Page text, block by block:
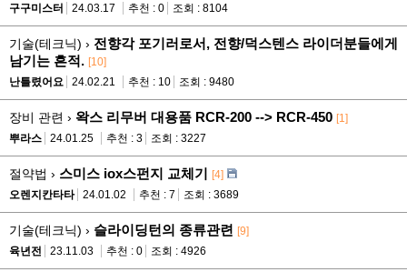
구구미스터
24.03.17 추천 : 0 조회 : 8104
기술(테크닉) › 전향각 포기러로서, 전향/덕스텐스 라이더분들에게
남기는 흔적. [10]
난틀렸어요
24.02.21 추천 : 10 조회 : 9480
장비 관련 › 왁스 리무버 대용품 RCR-200 --> RCR-450 [1]
뿌라스
24.01.25 추천 : 3 조회 : 3227
절약법 › 스미스 iox스펀지 교체기 [4]
오렌지칸타타
24.01.02 추천 : 7 조회 : 3689
기술(테크닉) › 슬라이딩턴의 종류관련 [9]
육년전
23.11.03 추천 : 0 조회 : 4926